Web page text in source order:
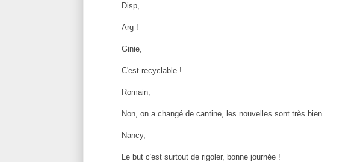
Disp,
Arg !
Ginie,
C'est recyclable !
Romain,
Non, on a changé de cantine, les nouvelles sont très bien.
Nancy,
Le but c'est surtout de rigoler, bonne journée !